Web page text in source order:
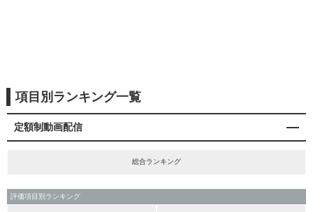
項目別ランキング一覧
定額制動画配信
総合ランキング
評価項目別ランキング